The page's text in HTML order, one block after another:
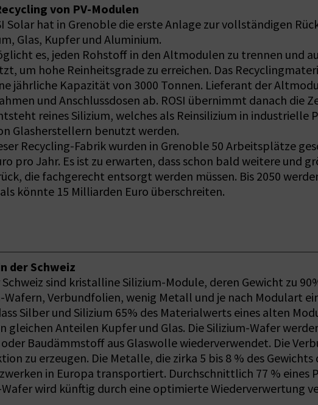
von PV-Modulen
Solar hat in Grenoble die erste Anlage zur vollständigen
Glas, Kupfer und Aluminium.
es, jeden Rohstoff in den Altmodulen zu trennen und
um hohe Reinheitsgrade zu erreichen. Das
jährliche Kapazität von 3000 Tonnen. Lieferant der
und Anschlussdosen ab. ROSI übernimmt danach die
reines Silizium, welches als Reinsilizium in industrielle
Glasherstellern benutzt werden.
Recycling-Fabrik wurden in Grenoble 50 Arbeitsplätze
pro Jahr. Es ist zu erwarten, dass schon bald weitere und
die fachgerecht entsorgt werden müssen. Bis 2050
könnte 15 Milliarden Euro überschreiten.
der Schweiz
sind kristalline Silizium-Module, deren Gewicht zu
Wafern, Verbundfolien, wenig Metall und je nach Modulart
Silber und Silizium 65% des Materialwerts eines alten
gleichen Anteilen Kupfer und Glas. Die Silizium-Wafer
Baudämmstoff aus Glaswolle wiederverwendet. Die
zu erzeugen. Die Metalle, die zirka 5 bis 8 % des
in Europa transportiert. Durchschnittlich 77 % eines
wird künftig durch eine optimierte Wiederverwertung